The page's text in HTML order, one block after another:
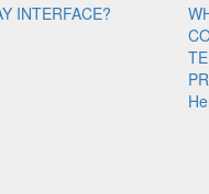
INTERFACE?